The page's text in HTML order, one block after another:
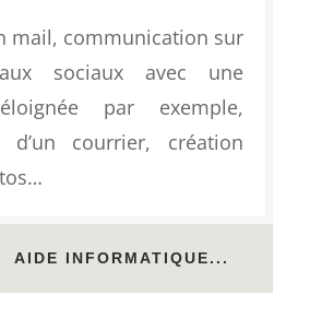
mail, communication sur
sociaux avec une
par exemple,
d’un courrier, création
AIDE INFORMATIQUE...